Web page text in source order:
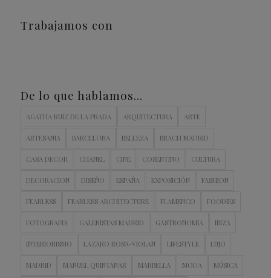
Trabajamos con
De lo que hablamos…
AGATHA RUIZ DE LA PRADA ARQUITECTURA ARTE
ARTESANIA BARCELONA BELLEZA BRACH MADRID
CASA DECOR CHANEL CINE COSENTINO CULTURA
DECORACION DISEÑO ESPAÑA EXPOSICIÓN FASHION
FEARLESS FEARLESS ARCHITECTURE FLAMENCO FOODIES
FOTOGRAFIA GALERISTAS MADRID GASTRONOMIA IBIZA
INTERIORISMO LAZARO ROSA-VIOLAN LIFESTYLE LUJO
MADRID MANUEL QUINTANAR MARBELLA MODA MÚSICA